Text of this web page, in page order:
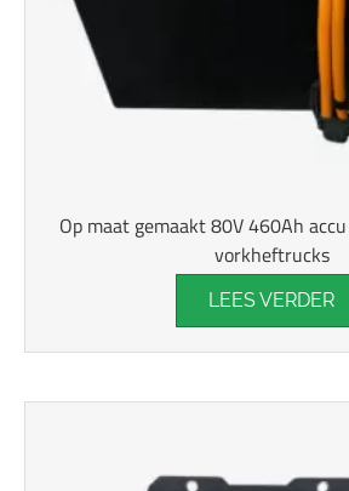
Op maat gemaakt 80V 460Ah
vorkheftrucks
LEES VERDER